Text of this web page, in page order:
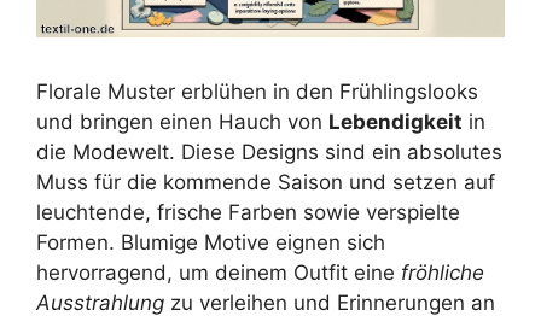
Florale Muster erblühen in den Frühlingslooks
und bringen einen Hauch von Lebendigkeit in
die Modewelt. Diese Designs sind ein absolutes
Muss für die kommende Saison und setzen auf
leuchtende, frische Farben sowie verspielte
Formen. Blumige Motive eignen sich
hervorragend, um deinem Outfit eine fröhliche
Ausstrahlung zu verleihen und Erinnerungen an